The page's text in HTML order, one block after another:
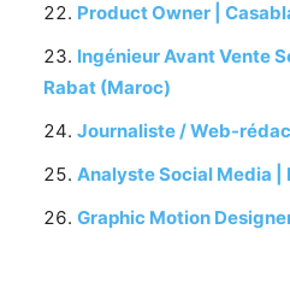
Product Owner |
Ingénieur Avant Vente
Rabat (Maroc)
Journaliste / Web-
Analyste Social Media |
Graphic Motion